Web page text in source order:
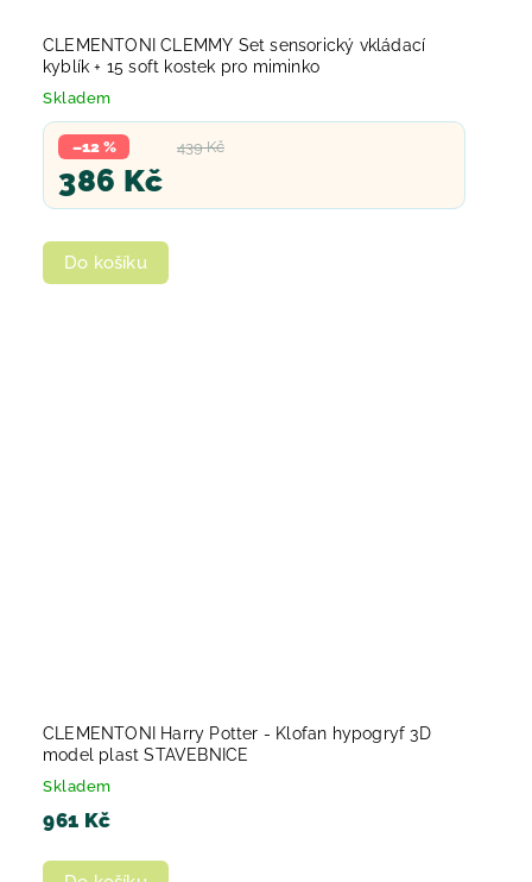
CLEMENTONI CLEMMY Set sensorický vkládací
kyblík + 15 soft kostek pro miminko
Skladem
439 Kč
–12 %
386 Kč
Do košíku
CLEMENTONI Harry Potter - Klofan hypogryf 3D
model plast STAVEBNICE
Skladem
961 Kč